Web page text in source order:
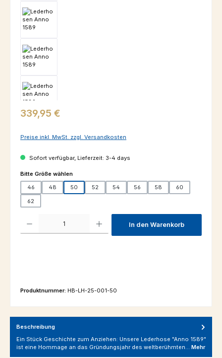
Regulärer Preis:
339,95 €
Preise inkl. MwSt. zzgl. Versandkosten
Sofort verfügbar, Lieferzeit: 3-4 days
Bitte Größe wählenauswählen
46 48 50 52 54 56 58
60
62
In den Warenkorb
Produktnummer: HB-LH-25-001-50
Beschreibung
Ein Stück Geschichte zum Anziehen: Unsere Lederhose "Anno 1589"
ist eine Hommage an das Gründungsjahr des weltberühmten… Mehr